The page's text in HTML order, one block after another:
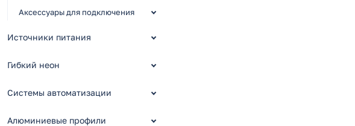
Аксессуары для подключения
Источники питания
Гибкий неон
Системы автоматизации
Алюминиевые профили